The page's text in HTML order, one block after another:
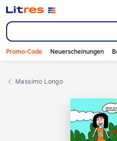
Promo-Code Neuerscheinungen
Massimo Longo